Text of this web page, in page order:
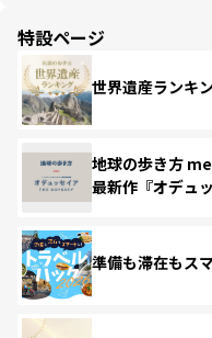
特設ページ
世界遺産ランキ
地球の歩き方
最新作『オデュ
準備も滞在もス